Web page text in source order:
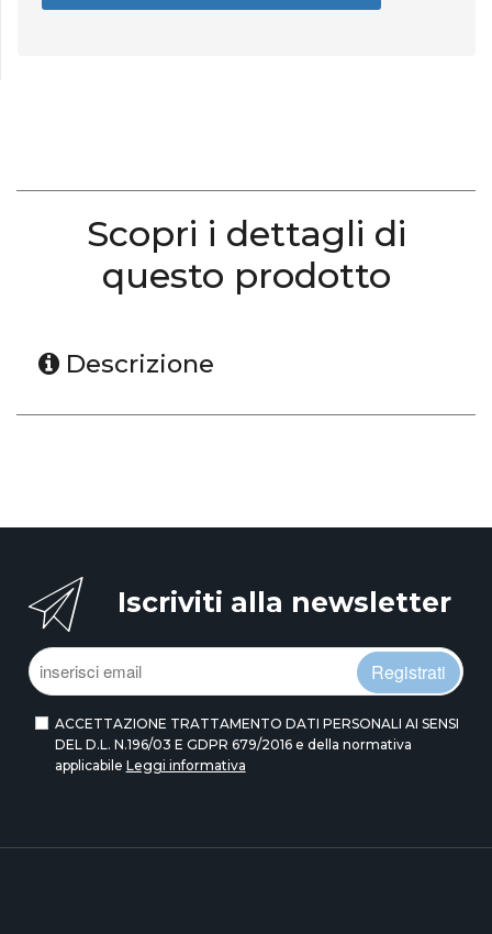
Scopri i dettagli di
questo prodotto
Descrizione
Iscriviti alla newsletter
Registrati
ACCETTAZIONE TRATTAMENTO DATI PERSONALI AI SENSI
DEL D.L. N.196/03 E GDPR 679/2016 e della normativa
applicabile Leggi informativa